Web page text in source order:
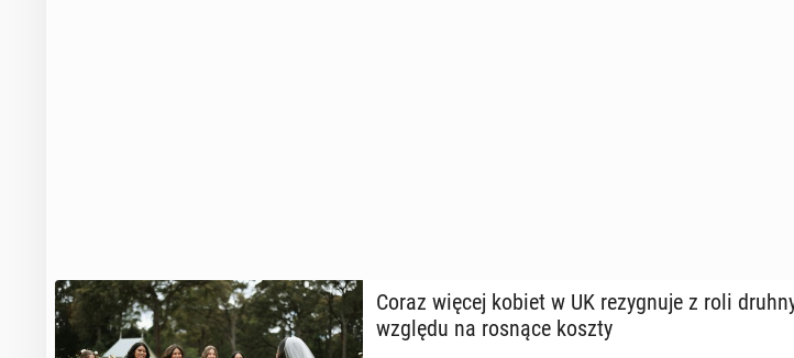
Coraz więcej kobiet w UK re­zy­gnu­je z roli
względu na rosnące koszty